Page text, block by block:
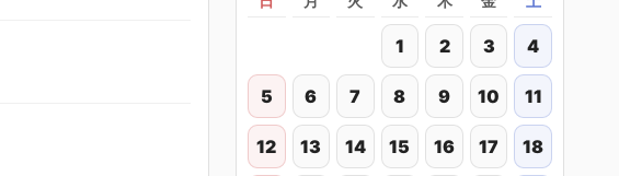
1 2 3 4
5 6 7 8 9 10 11
12 13 14 15 16 17 18